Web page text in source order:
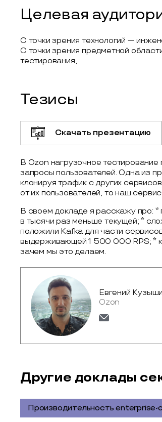
Целевая
С точки зрения технологий —
С точки зрения предметной
тестирования,
Тезисы
Скачать презентацию
В Ozon нагрузочное
запросы пользователей. Одна из
клонируя трафик с других
от их пользователей, то наш
В своем докладе я расскажу про:
в тысячи раз меньше текущей; *
положили Kafka для части
выдерживающей 1 500 000 RPS; *
зачем мы это делаем.
Евгений
Ozon
Другие доклады
Производительность enterprise-